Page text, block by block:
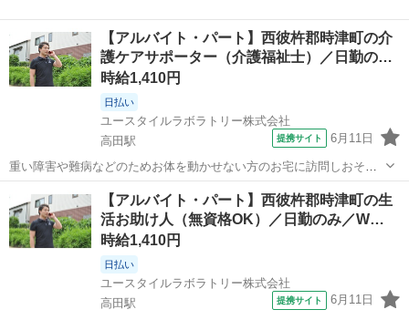
【アルバイト・パート】西彼杵郡時津町の介
護ケアサポーター（介護福祉士）／日勤の…
時給1,410円
日払い
ユースタイルラボラトリー株式会社
高田駅
提携サイト 6月11日
重い障害や難病などのためお体を動かせない方のお宅に訪問しおそば
でケアする『日中の見守り訪問介護』です。もちろん直行直帰OK。
【サービス】 訪問介護（日勤） 【仕事内容】 ALSなどの難病の方
や、さまざまな障がいによりお...
西彼杵郡 高田駅 その他
【アルバイト・パート】西彼杵郡時津町の生
活お助け人（無資格OK）／日勤のみ／W…
時給1,410円
日払い
ユースタイルラボラトリー株式会社
高田駅
提携サイト 6月11日